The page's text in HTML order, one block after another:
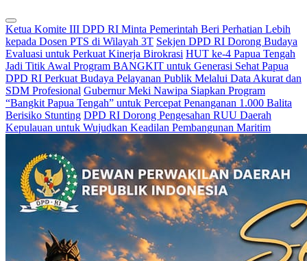
Ketua Komite III DPD RI Minta Pemerintah Beri Perhatian Lebih
kepada Dosen PTS di Wilayah 3T Sekjen DPD RI Dorong Budaya
Evaluasi untuk Perkuat Kinerja Birokrasi HUT ke-4 Papua Tengah
Jadi Titik Awal Program BANGKIT untuk Generasi Sehat Papua
DPD RI Perkuat Budaya Pelayanan Publik Melalui Data Akurat dan
SDM Profesional Gubernur Meki Nawipa Siapkan Program
“Bangkit Papua Tengah” untuk Percepat Penanganan 1.000 Balita
Berisiko Stunting DPD RI Dorong Pengesahan RUU Daerah
Kepulauan untuk Wujudkan Keadilan Pembangunan Maritim